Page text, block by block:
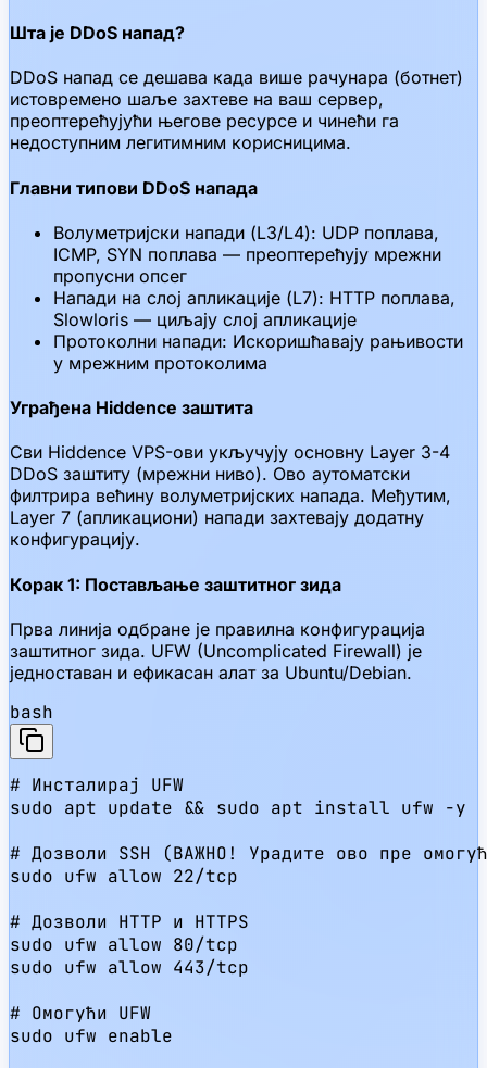
Шта је DDoS напад?
DDoS напад се дешава када више рачунара (ботнет)
истовремено шаље захтеве на ваш сервер,
преоптерећујући његове ресурсе и чинећи га
недоступним легитимним корисницима.
Главни типови DDoS напада
Волуметријски напади (L3/L4): UDP поплава,
ICMP, SYN поплава — преоптерећују мрежни
пропусни опсег
Напади на слој апликације (L7): HTTP поплава,
Slowloris — циљају слој апликације
Протоколни напади: Искоришћавају рањивости
у мрежним протоколима
Уграђена Hiddence заштита
Сви Hiddence VPS-ови укључују основну Layer 3-4
DDoS заштиту (мрежни ниво). Ово аутоматски
филтрира већину волуметријских напада. Међутим,
Layer 7 (апликациони) напади захтевају додатну
конфигурацију.
Корак 1: Постављање заштитног зида
Прва линија одбране је правилна конфигурација
заштитног зида. UFW (Uncomplicated Firewall) је
једноставан и ефикасан алат за Ubuntu/Debian.
bash
# Инсталирај UFW
sudo apt update && sudo apt install ufw -y
# Дозволи SSH (ВАЖНО! Урадите ово пре
sudo ufw allow 22/tcp
# Дозволи HTTP и HTTPS
sudo ufw allow 80/tcp
sudo ufw allow 443/tcp
# Омогући UFW
sudo ufw enable